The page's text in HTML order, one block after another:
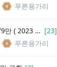
푸른용가리
현재 최고시청자수 479만 ( 2023 롤드컵 1위 ) [23]
푸른용가리